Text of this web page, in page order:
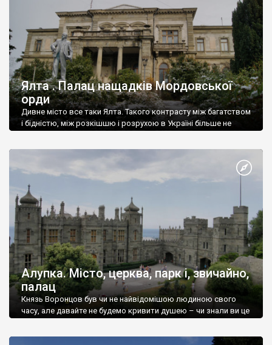
Ялта . Палац нащадків Мордовської
орди
Дивне місто все таки Ялта. Такого контрасту між багатством
і бідністю, між розкішшю і розрухою в Україні більше не
Алупка. Місто, церква, парк і, звичайно,
палац
Князь Воронцов був чи не найвідомішою людиною свого
часу, але давайте не будемо кривити душею – чи знали ви це